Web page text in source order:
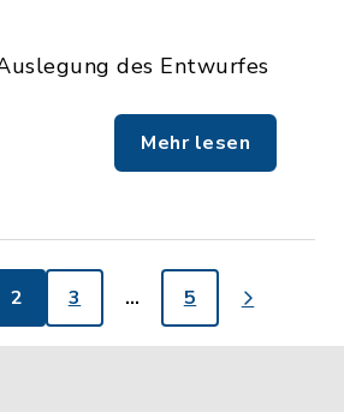
des Entwurfes
Mehr lesen
2 3 … 5